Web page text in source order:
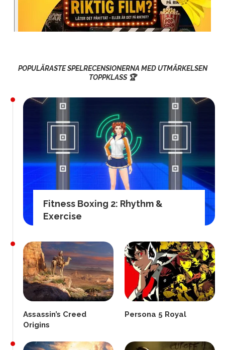
POPULÄRASTE SPELRECENSIONERNA MED UTMÄRKELSEN
TOPPKLASS 🏆
Fitness Boxing 2: Rhythm &
Exercise
Assassin’s Creed
Origins
Persona 5 Royal